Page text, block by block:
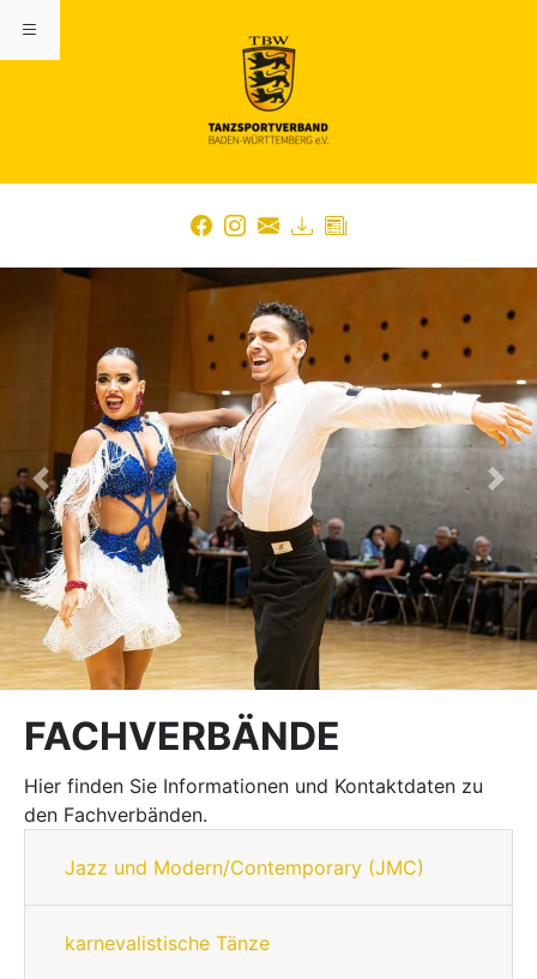
Previous Next
FACHVERBÄNDE
Hier finden Sie Informationen und Kontaktdaten zu
den Fachverbänden.
Jazz und Modern/Contemporary (JMC)
karnevalistische Tänze